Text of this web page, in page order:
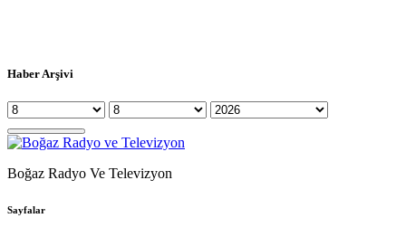
Haber Arşivi
Boğaz Radyo Ve Televizyon
Sayfalar